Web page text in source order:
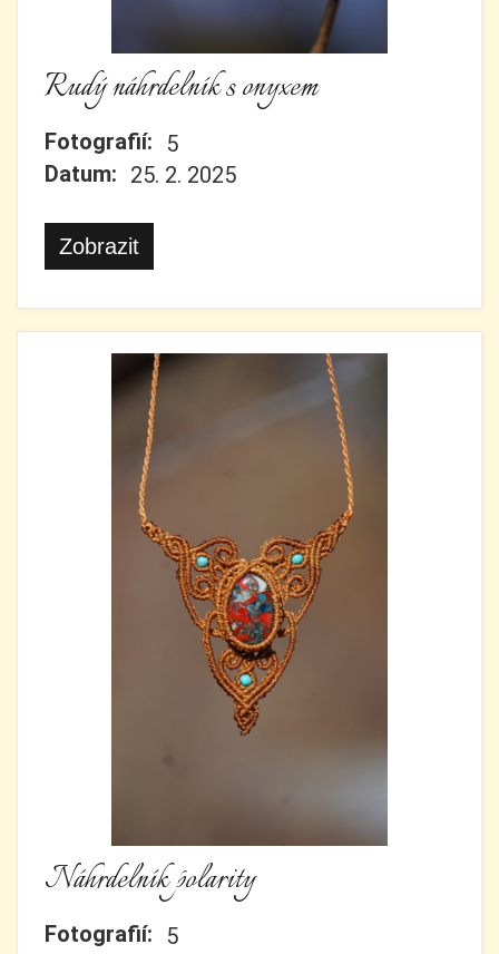
Rudý náhrdelník s onyxem
Fotografií:
5
Datum: 25. 2. 2025
Zobrazit
Náhrdelník polarity
Fotografií:
5